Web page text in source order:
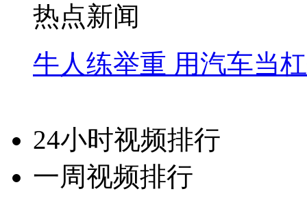
热点新闻
牛人练举重 用汽车当
24小时视频排行
一周视频排行